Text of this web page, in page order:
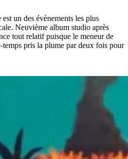
un des évènements les plus
Neuvième album studio après
tout relatif puisque le meneur de
pris la plume par deux fois pour